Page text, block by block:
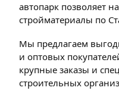
автопарк позволяет
стройматериалы по
Мы предлагаем
и оптовых
крупные заказы и
строительных